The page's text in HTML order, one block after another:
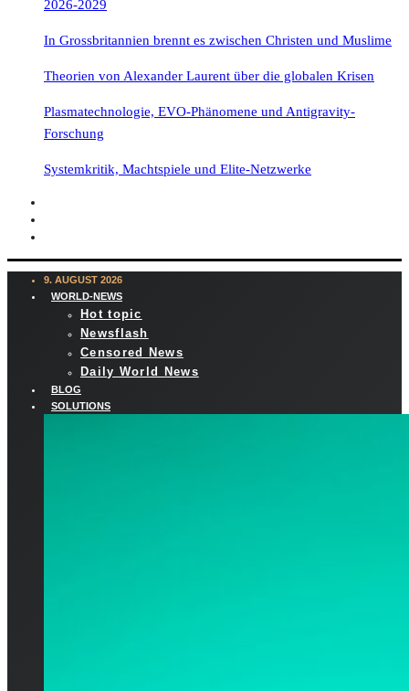
2026-2029
In Grossbritannien brennt es zwischen Christen und Muslime
Theorien von Alexander Laurent über die globalen Krisen
Plasmatechnologie, EVO-Phänomene und Antigravity-
Forschung
Systemkritik, Machtspiele und Elite-Netzwerke
9. AUGUST 2026
WORLD-NEWS
Hot topic
Newsflash
Censored News
Daily World News
BLOG
SOLUTIONS